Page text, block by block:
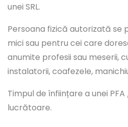
unei SRL.
Persoana fizică autorizată se
mici sau pentru cei care
anumite profesii sau meserii,
instalatorii, coafezele,
Timpul de înființare a unei
lucrătoare.